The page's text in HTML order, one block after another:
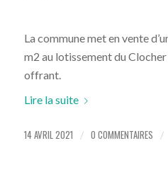
La commune met en vente
m2 au lotissement du
offrant.
Lire la suite
14 AVRIL 2021 / 0 COMMENTAIRES /